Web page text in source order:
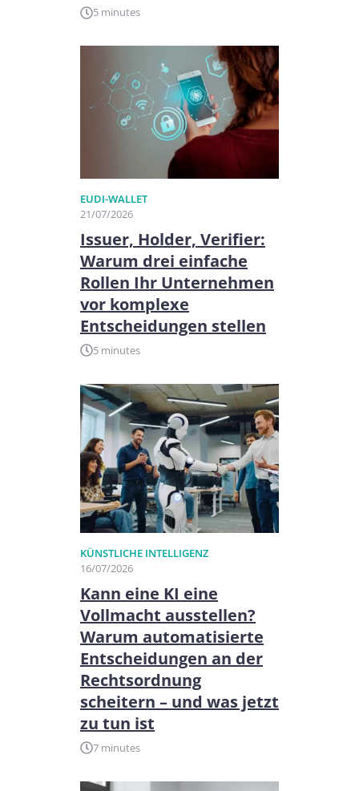
5 minutes
EUDI-WALLET
21/07/2026
Issuer, Holder, Verifier:
Warum drei einfache
Rollen Ihr Unternehmen
vor komplexe
Entscheidungen stellen
5 minutes
KÜNSTLICHE INTELLIGENZ
16/07/2026
Kann eine KI eine
Vollmacht ausstellen?
Warum automatisierte
Entscheidungen an der
Rechtsordnung
scheitern – und was jetzt
zu tun ist
7 minutes